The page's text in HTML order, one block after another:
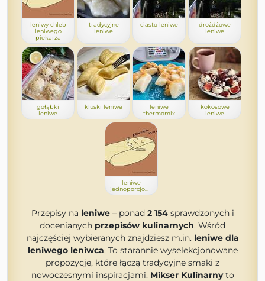
leniwy chleb
leniwego
piekarza
tradycyjne
leniwe
ciasto leniwe
drożdżowe
leniwe
gołąbki
leniwe
kluski leniwe
leniwe
thermomix
kokosowe
leniwe
leniwe
Przepisy na leniwe– ponad 2 154sprawdzonych i
docenianych przepisów kulinarnych. Wśród
najczęściej wybieranych znajdziesz m.in. leniwe dla
leniwego leniwca. To starannie wyselekcjonowane
propozycje, które łączą tradycyjne smaki z
nowoczesnymi inspiracjami. Mikser Kulinarnyto